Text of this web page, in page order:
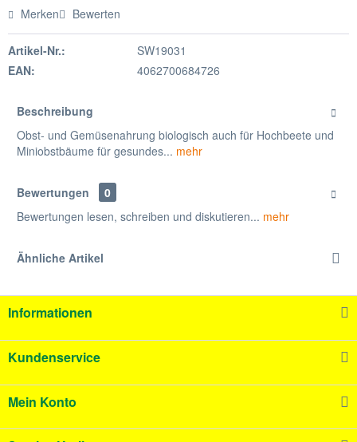
Merken Bewerten
Artikel-Nr.:
SW19031
EAN:
4062700684726
Beschreibung
Obst- und Gemüsenahrung biologisch auch für Hochbeete und
Miniobstbäume für gesundes... mehr
Bewertungen
0
Bewertungen lesen, schreiben und diskutieren... mehr
Ähnliche Artikel
Informationen
Kundenservice
Mein Konto